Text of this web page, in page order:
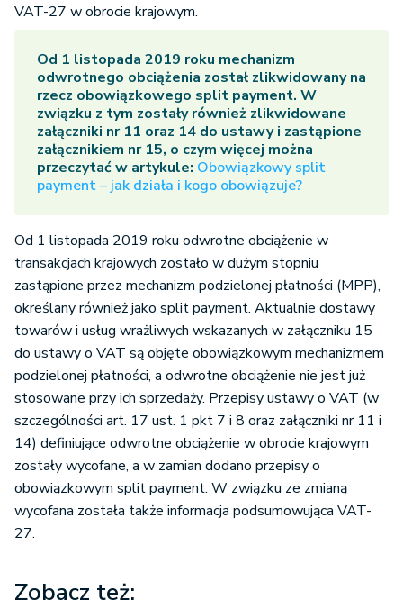
VAT-27 w obrocie krajowym.
Od 1 listopada 2019 roku mechanizm
odwrotnego obciążenia został zlikwidowany na
rzecz obowiązkowego split payment. W
związku z tym zostały również zlikwidowane
załączniki nr 11 oraz 14 do ustawy i zastąpione
załącznikiem nr 15, o czym więcej można
przeczytać w artykule: Obowiązkowy split
payment – jak działa i kogo obowiązuje?
Od 1 listopada 2019 roku odwrotne obciążenie w
transakcjach krajowych zostało w dużym stopniu
zastąpione przez mechanizm podzielonej płatności (MPP),
określany również jako split payment. Aktualnie dostawy
towarów i usług wrażliwych wskazanych w załączniku 15
do ustawy o VAT są objęte obowiązkowym mechanizmem
podzielonej płatności, a odwrotne obciążenie nie jest już
stosowane przy ich sprzedaży. Przepisy ustawy o VAT (w
szczególności art. 17 ust. 1 pkt 7 i 8 oraz załączniki nr 11 i
14) definiujące odwrotne obciążenie w obrocie krajowym
zostały wycofane, a w zamian dodano przepisy o
obowiązkowym split payment. W związku ze zmianą
wycofana została także informacja podsumowująca VAT-
27.
Zobacz też: